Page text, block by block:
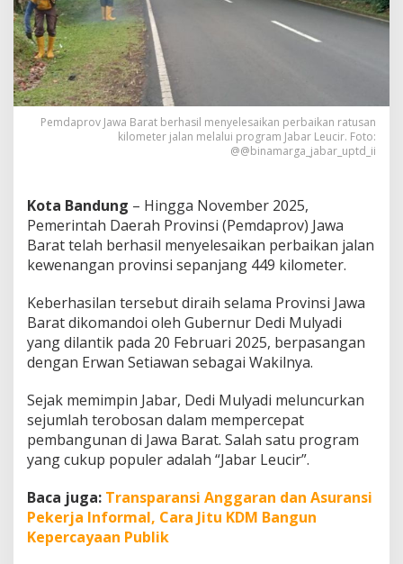
S
e
l
e
s
a
p
e
r
b
a
k
i
P
e
m
r
v
L
e
a
t
"
J
Pemdaprov Jawa Barat berhasil menyelesaikan perbaikan ratusan
kilometer jalan melalui program Jabar Leucir. Foto:
@@binamarga_jabar_uptd_ii
Kota Bandung – Hingga November 2025,
Pemerintah Daerah Provinsi (Pemdaprov) Jawa
Barat telah berhasil menyelesaikan perbaikan jalan
kewenangan provinsi sepanjang 449 kilometer.
Keberhasilan tersebut diraih selama Provinsi Jawa
Barat dikomandoi oleh Gubernur Dedi Mulyadi
yang dilantik pada 20 Februari 2025, berpasangan
dengan Erwan Setiawan sebagai Wakilnya.
Sejak memimpin Jabar, Dedi Mulyadi meluncurkan
sejumlah terobosan dalam mempercepat
pembangunan di Jawa Barat. Salah satu program
yang cukup populer adalah “Jabar Leucir”.
Baca juga: Transparansi Anggaran dan Asuransi
Pekerja Informal, Cara Jitu KDM Bangun
Kepercayaan Publik